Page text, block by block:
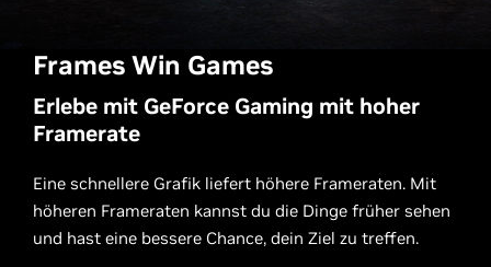
Frames Win Games
Erlebe mit GeForce Gaming mit hoher
Framerate
Eine schnellere Grafik liefert höhere Frameraten. Mit
höheren Frameraten kannst du die Dinge früher sehen
und hast eine bessere Chance, dein Ziel zu treffen.